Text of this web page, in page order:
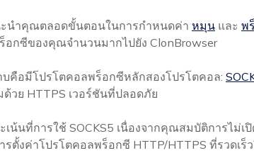
ะนำคุณตลอดขั้นตอนในการกำหนดค่า หมุน และ พ
อกซีของคุณจำนวนมากไปยัง ClonBrowser
คือมีโปรโตคอลพร็อกซีหลักสองโปรโตคอล:
วย HTTPS เวอร์ชันที่ปลอดภัย
เน้นที่การใช้ SOCKS5 เนื่องจากคุณสมบัติการไม่เ
รตั้งค่าโปรโตคอลพร็อกซี HTTP/HTTPS ที่รวดเ